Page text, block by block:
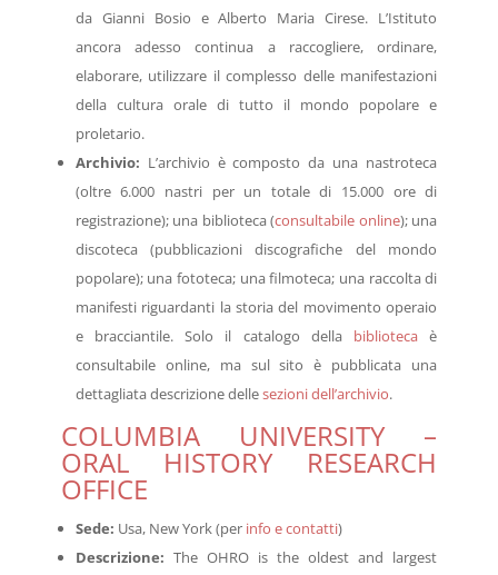
da Gianni Bosio e Alberto Maria Cirese. L’Istituto
ancora adesso continua a raccogliere, ordinare,
elaborare, utilizzare il complesso delle manifestazioni
della cultura orale di tutto il mondo popolare e
proletario.
Archivio: L’archivio è composto da una nastroteca
(oltre 6.000 nastri per un totale di 15.000 ore di
registrazione); una biblioteca (consultabile online); una
discoteca (pubblicazioni discografiche del mondo
popolare); una fototeca; una filmoteca; una raccolta di
manifesti riguardanti la storia del movimento operaio
e bracciantile. Solo il catalogo della bibliotecaè
consultabile online, ma sul sito è pubblicata una
dettagliata descrizione dellesezioni dell’archivio.
COLUMBIA UNIVERSITY –
ORAL HISTORY RESEARCH
OFFICE
Sede: Usa, New York (perinfo e contatti)
Descrizione: The OHRO is the oldest and largest